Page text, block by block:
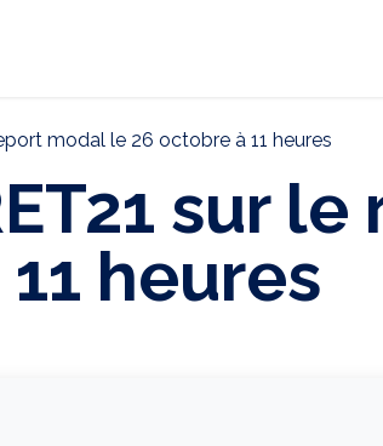
modal le 26 octobre à 11 heures
sur le
heures